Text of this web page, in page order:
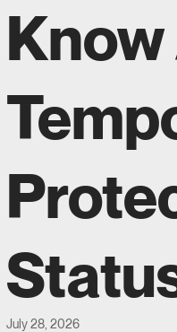
July 28, 2026